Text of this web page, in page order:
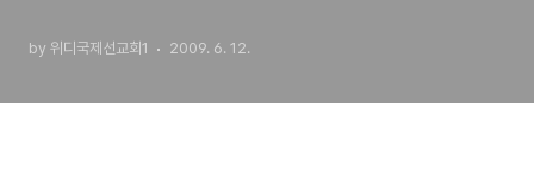
by 위디국제선교회1 2009. 6. 12.